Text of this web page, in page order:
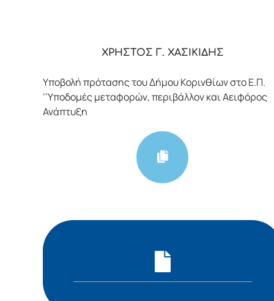
ΧΡΗΣΤΟΣ Γ. ΧΑΣΙΚΙΔΗΣ
Υποβολή πρότασης του Δήμου Κορινθίων στο Ε.Π.
‘’Υποδομές μεταφορών, περιβάλλον και Αειφόρος
Ανάπτυξη